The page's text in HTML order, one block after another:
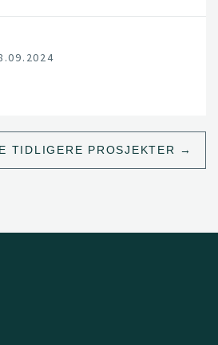
TIDLIGERE PROSJEKTER